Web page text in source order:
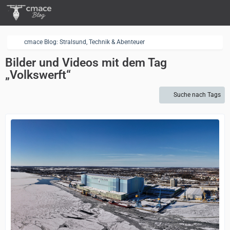
cmace Blog: Stralsund, Technik & Abenteuer
Bilder und Videos mit dem Tag
„Volkswerft“
Suche nach Tags